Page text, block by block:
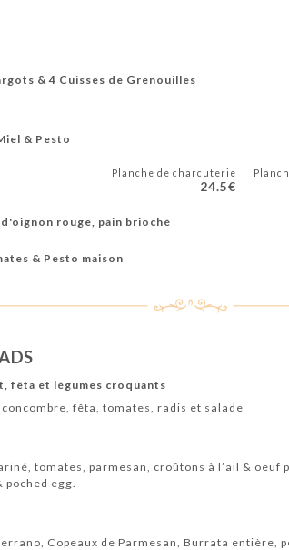
& 4 Cuisses de Grenouilles
& Pesto
Planche de charcuterie
24.5€
rouge, pain brioché
& Pesto maison
fêta et légumes croquants
fêta, tomates, radis et salade
tomates, parmesan, croûtons à l’ail & oeuf
egg.
Copeaux de Parmesan, Burrata entière,